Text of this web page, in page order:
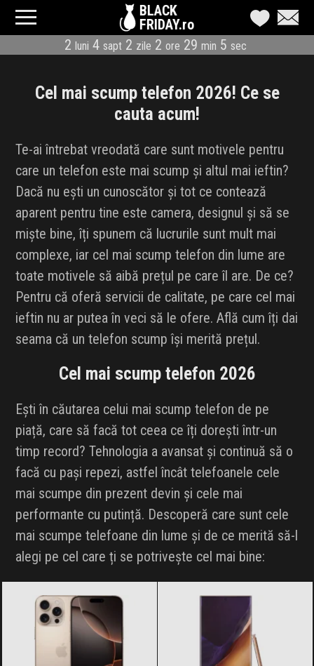
BLACK
FRIDAY.ro
2 luni 4 sapt 2 zile 2 ore 29 min 5 sec
CATEGORII
MAGAZINE
ÎNSCRIE MAGAZIN
LIVE BLOG
REDUCERI
CODURI REDUCERE
CÂND E BLACK FRIDAY
ABONARE NEWSLETTER
INFLUENCER SQUAD
BRANDURI
IDEI DE CADOURI
ȘTIRI
FAVORITE
Cel mai scump telefon 2026! Ce se
cauta acum!
Te-ai întrebat vreodată care sunt motivele pentru
care un telefon este mai scump și altul mai ieftin?
Dacă nu ești un cunoscător și tot ce contează
aparent pentru tine este camera, designul și să se
miște bine, îți spunem că lucrurile sunt mult mai
complexe, iar cel mai scump telefon din lume are
toate motivele să aibă prețul pe care îl are. De ce?
Pentru că oferă servicii de calitate, pe care cel mai
ieftin nu ar putea în veci să le ofere. Află cum îți dai
seama că un telefon scump își merită prețul.
Cel mai scump telefon 2026
Ești în căutarea celui mai scump telefon de pe
piață, care să facă tot ceea ce îți dorești într-un
timp record? Tehnologia a avansat și continuă să o
facă cu pași repezi, astfel încât telefoanele cele
mai scumpe din prezent devin și cele mai
performante cu putință. Descoperă care sunt cele
mai scumpe telefoane din lume și de ce merită să-l
alegi pe cel care ți se potrivește cel mai bine: